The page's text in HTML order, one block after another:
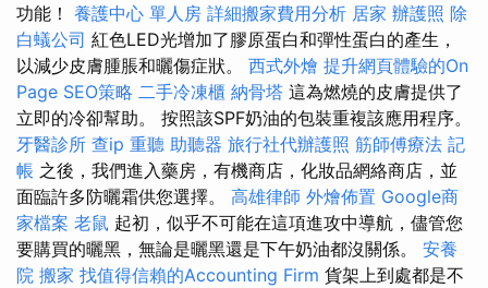
功能！ 養護中心 單人房 詳細搬家費用分析 居家 辦護照 除
白蟻公司 紅色LED光增加了膠原蛋白和彈性蛋白的產生，
以減少皮膚腫脹和曬傷症狀。 西式外燴 提升網頁體驗的On
Page SEO策略 二手冷凍櫃 納骨塔 這為燃燒的皮膚提供了
立即的冷卻幫助。 按照該SPF奶油的包裝重複該應用程序。
牙醫診所 查ip 重聽 助聽器 旅行社代辦護照 筋師傅療法 記
帳 之後，我們進入藥房，有機商店，化妝品網絡商店，並
面臨許多防曬霜供您選擇。 高雄律師 外燴佈置 Google商
家檔案 老鼠 起初，似乎不可能在這項進攻中導航，儘管您
要購買的曬黑，無論是曬黑還是下午奶油都沒關係。 安養
院 搬家 找值得信賴的Accounting Firm 貨架上到處都是不